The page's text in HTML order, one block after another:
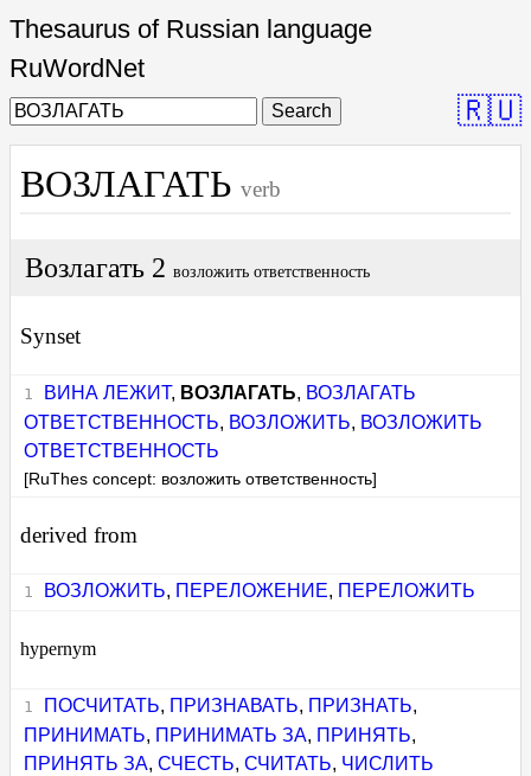
Thesaurus of Russian language
RuWordNet
Search 🇷🇺
ВОЗЛАГАТЬ verb
Возлагать 2 возложить ответственность
Synset
ВИНА ЛЕЖИТ, ВОЗЛАГАТЬ, ВОЗЛАГАТЬ
ОТВЕТСТВЕННОСТЬ, ВОЗЛОЖИТЬ, ВОЗЛОЖИТЬ
ОТВЕТСТВЕННОСТЬ
[RuThes concept: возложить ответственность]
derived from
ВОЗЛОЖИТЬ, ПЕРЕЛОЖЕНИЕ, ПЕРЕЛОЖИТЬ
hypernym
ПОСЧИТАТЬ, ПРИЗНАВАТЬ, ПРИЗНАТЬ,
ПРИНИМАТЬ, ПРИНИМАТЬ ЗА, ПРИНЯТЬ,
ПРИНЯТЬ ЗА,СЧЕСТЬ,СЧИТАТЬ, ЧИСЛИТЬ